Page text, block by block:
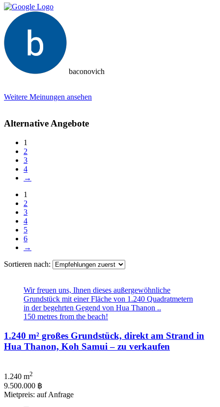
baconovich
Weitere Meinungen ansehen
Alternative Angebote
1
2
3
4
→
1
2
3
4
5
6
→
Sortieren nach:
Wir freuen uns, Ihnen dieses außergewöhnliche
Grundstück mit einer Fläche von 1.240 Quadratmetern
in der begehrten Gegend von Hua Thanon ..
150 metres from the beach!
1.240 m² großes Grundstück, direkt am Strand in
Hua Thanon, Koh Samui – zu verkaufen
1.240 m2
9.500.000 ฿
Mietpreis: auf Anfrage